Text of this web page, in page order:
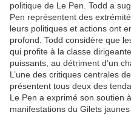
politique de Le Pen. Todd a
Pen représentent des
leurs politiques et actions ont
profond. Todd considère que
qui profite à la classe
puissants, au détriment d’un
L’une des critiques centrales
présentent tous deux des
Le Pen a exprimé son soutien
manifestations du Gilets